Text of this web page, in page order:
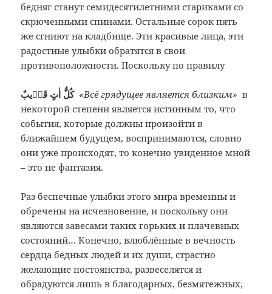
бедняг станут семидесятилетними стариками со
скрюченными спинами. Остальные сорок пять
же сгниют на кладбище. Эти красивые лица, эти
радостные улыбки обратятся в свои
противоположности. Поскольку по правилу
كُلُّ اٰتٍ قَرٖيبٌ «Всё грядущее является близким»в
некоторой степени является истинным то, что
события, которые должны произойти в
ближайшем будущем, воспринимаются, словно
они уже происходят, то конечно увиденное мной
– это не фантазия.
Раз беспечные улыбки этого мира временны и
обречены на исчезновение, и поскольку они
являются завесами таких горьких и плачевных
состояний… Конечно, влюблённые в вечность
сердца бедных людей и их души, страстно
желающие постоянства, развеселятся и
обрадуются лишь в благодарных, безмятежных,